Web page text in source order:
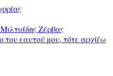
Zέρβας
εαυτού μου, τότε αρχίζω